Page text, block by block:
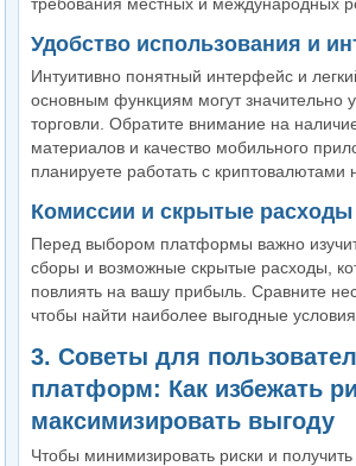
Удобство использования и
Интуитивно понятный интерфейс и
основным функциям могут значительно
торговли. Обратите внимание на
материалов и качество мобильного
планируете работать с криптовалютами
Комиссии и скрытые расходы
Перед выбором платформы важно
сборы и возможные скрытые расходы,
повлиять на вашу прибыль. Сравните
чтобы найти наиболее выгодные условия.
3. Советы для
платформ: Как избежать
максимизировать выгоду
Чтобы минимизировать риски и